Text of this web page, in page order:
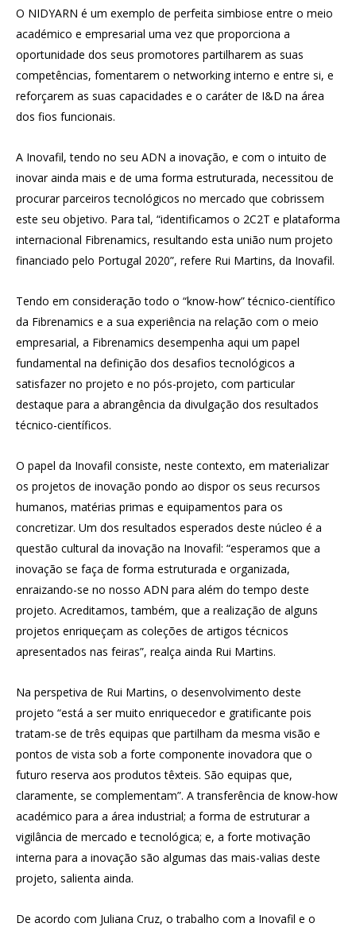
O NIDYARN é um exemplo de perfeita simbiose entre o meio
académico e empresarial uma vez que proporciona a
oportunidade dos seus promotores partilharem as suas
competências, fomentarem o networking interno e entre si, e
reforçarem as suas capacidades e o caráter de I&D na área
dos fios funcionais.
A Inovafil, tendo no seu ADN a inovação, e com o intuito de
inovar ainda mais e de uma forma estruturada, necessitou de
procurar parceiros tecnológicos no mercado que cobrissem
este seu objetivo. Para tal, “identificamos o 2C2T e plataforma
internacional Fibrenamics, resultando esta união num projeto
financiado pelo Portugal 2020”, refere Rui Martins, da Inovafil.
Tendo em consideração todo o “know-how” técnico-científico
da Fibrenamics e a sua experiência na relação com o meio
empresarial, a Fibrenamics desempenha aqui um papel
fundamental na definição dos desafios tecnológicos a
satisfazer no projeto e no pós-projeto, com particular
destaque para a abrangência da divulgação dos resultados
técnico-científicos.
O papel da Inovafil consiste, neste contexto, em materializar
os projetos de inovação pondo ao dispor os seus recursos
humanos, matérias primas e equipamentos para os
concretizar. Um dos resultados esperados deste núcleo é a
questão cultural da inovação na Inovafil: “esperamos que a
inovação se faça de forma estruturada e organizada,
enraizando-se no nosso ADN para além do tempo deste
projeto. Acreditamos, também, que a realização de alguns
projetos enriqueçam as coleções de artigos técnicos
apresentados nas feiras”, realça ainda Rui Martins.
Na perspetiva de Rui Martins, o desenvolvimento deste
projeto “está a ser muito enriquecedor e gratificante pois
tratam-se de três equipas que partilham da mesma visão e
pontos de vista sob a forte componente inovadora que o
futuro reserva aos produtos têxteis. São equipas que,
claramente, se complementam”. A transferência de know-how
académico para a área industrial; a forma de estruturar a
vigilância de mercado e tecnológica; e, a forte motivação
interna para a inovação são algumas das mais-valias deste
projeto, salienta ainda.
De acordo com Juliana Cruz, o trabalho com a Inovafil e o